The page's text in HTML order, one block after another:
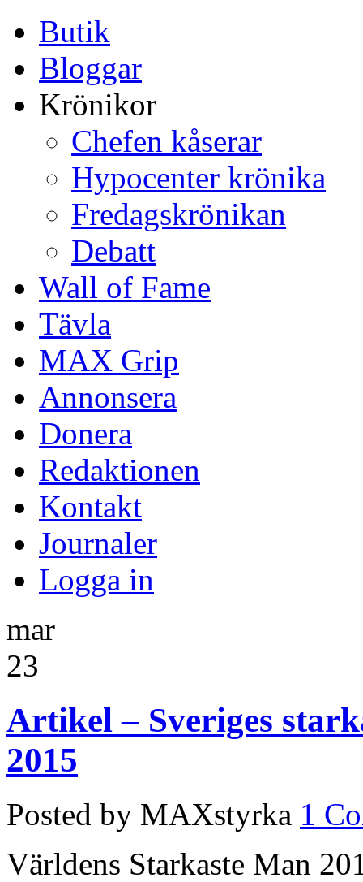
Butik
Bloggar
Krönikor
Chefen kåserar
Hypocenter krönika
Fredagskrönikan
Debatt
Wall of Fame
Tävla
MAX Grip
Annonsera
Donera
Redaktionen
Kontakt
Journaler
Logga in
mar
23
Artikel – Sveriges
2015
Posted by MAXstyrka 1
Världens Starkaste Man